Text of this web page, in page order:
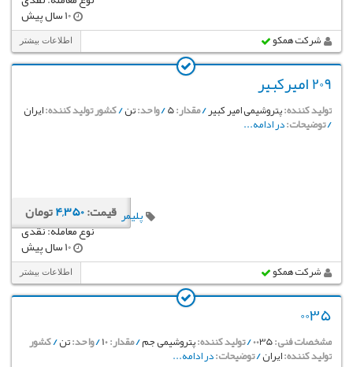
شرکت همکو اطلاعات بیشتر
209 امیرکبیر
تولید کننده:پتروشیمی امیر کبیر/مقدار: /واحد:تن/کشور تولید کننده:ایران
/توضیحات:در ادامه...
قیمت:4,350تومان پلیمر
نوع معامله: نقدی
شرکت همکو اطلاعات بیشتر
0035
مشخصات فنی: /تولید کننده:پتروشیمی جم/مقدار: /واحد:تن/کشور
تولید کننده:ایران/توضیحات:در ادامه...